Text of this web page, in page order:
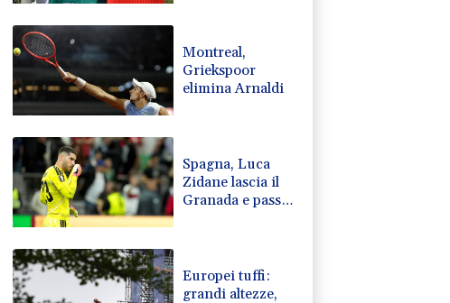
Montreal,
Griekspoor
elimina Arnaldi
Spagna, Luca
Zidane lascia il
Granada e passa
Europei tuffi:
grandi altezze,